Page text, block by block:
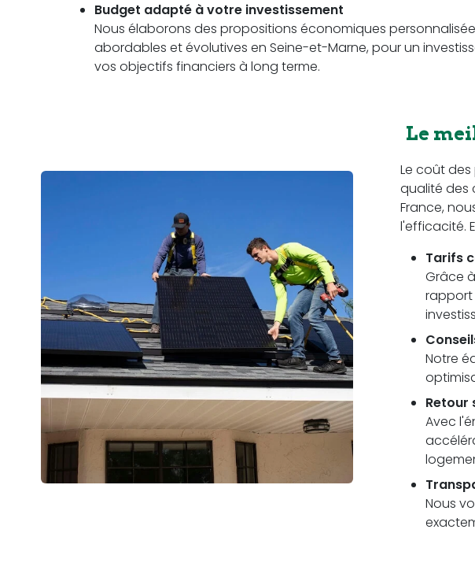
Budget adapté à votre investissement
Nous élaborons des propositions économiques
abordables et évolutives en Seine-et-Marne, pour un
vos objectifs financiers à long terme.
Le
Le coût
qualité des
France,
l'efficacité.
Tarifs
Grâce
rapport
Notre
Retour
Avec
Nous